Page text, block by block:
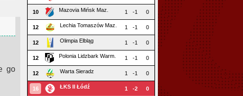
go
10 Mazovia Mińsk Maz. 1 -1 0
12 Lechia Tomaszów Maz. 1 -1 0
12 Olimpia Elbląg 1 -1 0
12 Polonia Lidzbark Warm. 1 -1 0
12 Warta Sieradz 1 -1 0
16 ŁKS II Łódź 1 -2 0